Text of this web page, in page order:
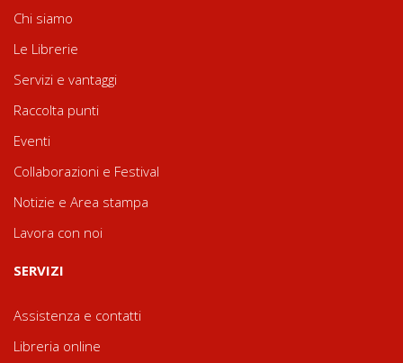
Chi siamo
Le Librerie
Servizi e vantaggi
Raccolta punti
Eventi
Collaborazioni e Festival
Notizie e Area stampa
Lavora con noi
SERVIZI
Assistenza e contatti
Libreria online